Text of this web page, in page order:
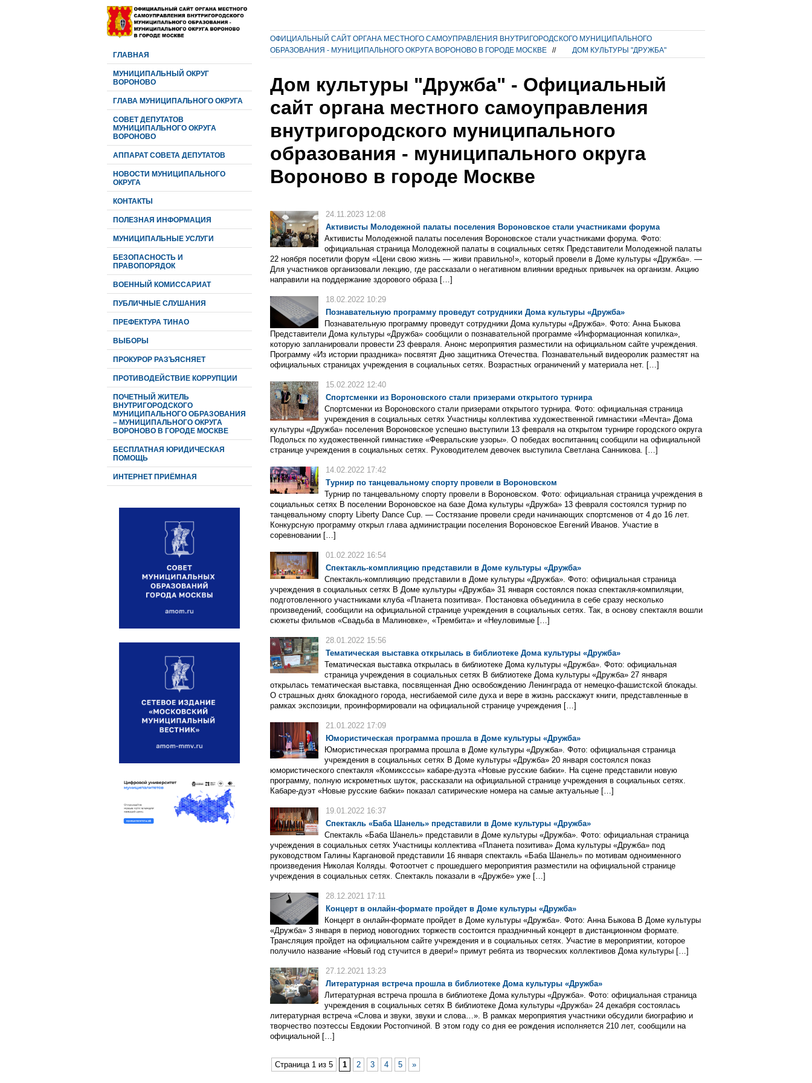
ГЛАВНАЯ
МУНИЦИПАЛЬНЫЙ ОКРУГ
ВОРОНОВО
ГЛАВА МУНИЦИПАЛЬНОГО ОКРУГА
CОВЕТ ДЕПУТАТОВ
МУНИЦИПАЛЬНОГО ОКРУГА
ВОРОНОВО
АППАРАТ СОВЕТА ДЕПУТАТОВ
НОВОСТИ МУНИЦИПАЛЬНОГО
ОКРУГА
КОНТАКТЫ
ПОЛЕЗНАЯ ИНФОРМАЦИЯ
МУНИЦИПАЛЬНЫЕ УСЛУГИ
БЕЗОПАСНОСТЬ И
ПРАВОПОРЯДОК
ВОЕННЫЙ КОМИССАРИАТ
ПУБЛИЧНЫЕ СЛУШАНИЯ
ПРЕФЕКТУРА ТИНАО
ВЫБОРЫ
ПРОКУРОР РАЗЪЯСНЯЕТ
ПРОТИВОДЕЙСТВИЕ КОРРУПЦИИ
ПОЧЕТНЫЙ ЖИТЕЛЬ
ВНУТРИГОРОДСКОГО
МУНИЦИПАЛЬНОГО ОБРАЗОВАНИЯ
– МУНИЦИПАЛЬНОГО ОКРУГА
ВОРОНОВО В ГОРОДЕ МОСКВЕ
БЕСПЛАТНАЯ ЮРИДИЧЕСКАЯ
ПОМОЩЬ
ИНТЕРНЕТ ПРИЁМНАЯ
ОФИЦИАЛЬНЫЙ САЙТ ОРГАНА МЕСТНОГО САМОУПРАВЛЕНИЯ ВНУТРИГОРОДСКОГО МУНИЦИПАЛЬНОГО
ОБРАЗОВАНИЯ - МУНИЦИПАЛЬНОГО ОКРУГА ВОРОНОВО В ГОРОДЕ МОСКВЕ
// ДОМ КУЛЬТУРЫ "ДРУЖБА"
Дом культуры "Дружба" - Официальный
сайт органа местного самоуправления
внутригородского муниципального
образования - муниципального округа
Вороново в городе Москве
24.11.2023 12:08
Активисты Молодежной палаты поселения Вороновское стали участниками форума
Активисты Молодежной палаты поселения Вороновское стали участниками форума. Фото:
официальная страница Молодежной палаты в социальных сетях Представители Молодежной палаты
22 ноября посетили форум «Цени свою жизнь — живи правильно!», который провели в Доме культуры «Дружба». —
Для участников организовали лекцию, где рассказали о негативном влиянии вредных привычек на организм. Акцию
направили на поддержание здорового образа […]
18.02.2022 10:29
Познавательную программу проведут сотрудники Дома культуры «Дружба»
Познавательную программу проведут сотрудники Дома культуры «Дружба». Фото: Анна Быкова
Представители Дома культуры «Дружба» сообщили о познавательной программе «Информационная копилка»,
которую запланировали провести 23 февраля. Анонс мероприятия разместили на официальном сайте учреждения.
Программу «Из истории праздника» посвятят Дню защитника Отечества. Познавательный видеоролик разместят на
официальных страницах учреждения в социальных сетях. Возрастных ограничений у материала нет. […]
15.02.2022 12:40
Спортсменки из Вороновского стали призерами открытого турнира
Спортсменки из Вороновского стали призерами открытого турнира. Фото: официальная страница
учреждения в социальных сетях Участницы коллектива художественной гимнастики «Мечта» Дома
культуры «Дружба» поселения Вороновское успешно выступили 13 февраля на открытом турнире городского округа
Подольск по художественной гимнастике «Февральские узоры». О победах воспитанниц сообщили на официальной
странице учреждения в социальных сетях. Руководителем девочек выступила Светлана Санникова. […]
14.02.2022 17:42
Турнир по танцевальному спорту провели в Вороновском
Турнир по танцевальному спорту провели в Вороновском. Фото: официальная страница учреждения в
социальных сетях В поселении Вороновское на базе Дома культуры «Дружба» 13 февраля состоялся турнир по
танцевальному спорту Liberty Dance Cup. — Состязание провели среди начинающих спортсменов от 4 до 16 лет.
Конкурсную программу открыл глава администрации поселения Вороновское Евгений Иванов. Участие в
соревновании […]
01.02.2022 16:54
Спектакль-комплияцию представили в Доме культуры «Дружба»
Спектакль-комплияцию представили в Доме культуры «Дружба». Фото: официальная страница
учреждения в социальных сетях В Доме культуры «Дружба» 31 января состоялся показ спектакля-компиляции,
подготовленного участниками клуба «Планета позитива». Постановка объединила в себе сразу несколько
произведений, сообщили на официальной странице учреждения в социальных сетях. Так, в основу спектакля вошли
сюжеты фильмов «Свадьба в Малиновке», «Трембита» и «Неуловимые […]
28.01.2022 15:56
Тематическая выставка открылась в библиотеке Дома культуры «Дружба»
Тематическая выставка открылась в библиотеке Дома культуры «Дружба». Фото: официальная
страница учреждения в социальных сетях В библиотеке Дома культуры «Дружба» 27 января
открылась тематическая выставка, посвященная Дню освобождению Ленинграда от немецко-фашистской блокады.
О страшных днях блокадного города, несгибаемой силе духа и вере в жизнь расскажут книги, представленные в
рамках экспозиции, проинформировали на официальной странице учреждения […]
21.01.2022 17:09
Юмористическая программа прошла в Доме культуры «Дружба»
Юмористическая программа прошла в Доме культуры «Дружба». Фото: официальная страница
учреждения в социальных сетях В Доме культуры «Дружба» 20 января состоялся показ
юмористического спектакля «Комиксссы» кабаре-дуэта «Новые русские бабки». На сцене представили новую
программу, полную искрометных шуток, рассказали на официальной странице учреждения в социальных сетях.
Кабаре-дуэт «Новые русские бабки» показал сатирические номера на самые актуальные […]
19.01.2022 16:37
Спектакль «Баба Шанель» представили в Доме культуры «Дружба»
Спектакль «Баба Шанель» представили в Доме культуры «Дружба». Фото: официальная страница
учреждения в социальных сетях Участницы коллектива «Планета позитива» Дома культуры «Дружба» под
руководством Галины Каргановой представили 16 января спектакль «Баба Шанель» по мотивам одноименного
произведения Николая Коляды. Фотоотчет с прошедшего мероприятия разместили на официальной странице
учреждения в социальных сетях. Спектакль показали в «Дружбе» уже […]
28.12.2021 17:11
Концерт в онлайн-формате пройдет в Доме культуры «Дружба»
Концерт в онлайн-формате пройдет в Доме культуры «Дружба». Фото: Анна Быкова В Доме культуры
«Дружба» 3 января в период новогодних торжеств состоится праздничный концерт в дистанционном формате.
Трансляция пройдет на официальном сайте учреждения и в социальных сетях. Участие в мероприятии, которое
получило название «Новый год стучится в двери!» примут ребята из творческих коллективов Дома культуры […]
27.12.2021 13:23
Литературная встреча прошла в библиотеке Дома культуры «Дружба»
Литературная встреча прошла в библиотеке Дома культуры «Дружба». Фото: официальная страница
учреждения в социальных сетях В библиотеке Дома культуры «Дружба» 24 декабря состоялась
литературная встреча «Слова и звуки, звуки и слова…». В рамках мероприятия участники обсудили биографию и
творчество поэтессы Евдокии Ростопчиной. В этом году со дня ее рождения исполняется 210 лет, сообщили на
официальной […]
Страница 1 из 5 1 2 3 4 5 »